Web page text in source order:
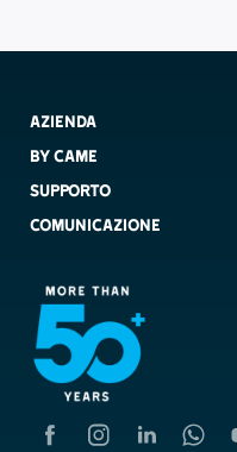
AZIENDA
BY CAME
SUPPORTO
COMUNICAZIONE